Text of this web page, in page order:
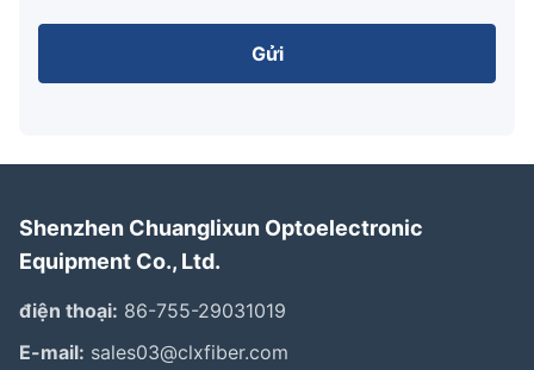
Gửi
Shenzhen Chuanglixun Optoelectronic
Equipment Co., Ltd.
điện thoại: 86-755-29031019
E-mail: sales03@clxfiber.com